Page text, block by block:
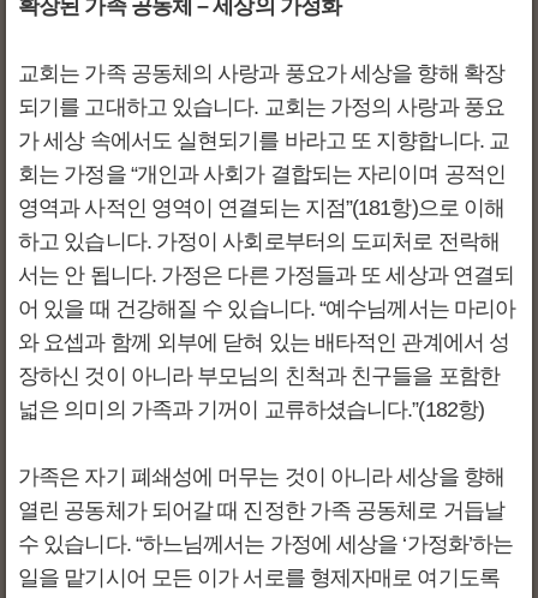
확장된 가족 공동체 – 세상의 가정화
교회는 가족 공동체의 사랑과 풍요가 세상을 향해 확장
되기를 고대하고 있습니다. 교회는 가정의 사랑과 풍요
가 세상 속에서도 실현되기를 바라고 또 지향합니다. 교
회는 가정을 “개인과 사회가 결합되는 자리이며 공적인
영역과 사적인 영역이 연결되는 지점”(181항)으로 이해
하고 있습니다. 가정이 사회로부터의 도피처로 전락해
서는 안 됩니다. 가정은 다른 가정들과 또 세상과 연결되
어 있을 때 건강해질 수 있습니다. “예수님께서는 마리아
와 요셉과 함께 외부에 닫혀 있는 배타적인 관계에서 성
장하신 것이 아니라 부모님의 친척과 친구들을 포함한
넓은 의미의 가족과 기꺼이 교류하셨습니다.”(182항)
가족은 자기 폐쇄성에 머무는 것이 아니라 세상을 향해
열린 공동체가 되어갈 때 진정한 가족 공동체로 거듭날
수 있습니다. “하느님께서는 가정에 세상을 ‘가정화’하는
일을 맡기시어 모든 이가 서로를 형제자매로 여기도록